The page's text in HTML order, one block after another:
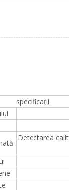
specificații
Detectarea